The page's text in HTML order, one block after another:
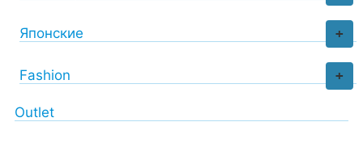
+
Японские
+
Fashion
Outlet